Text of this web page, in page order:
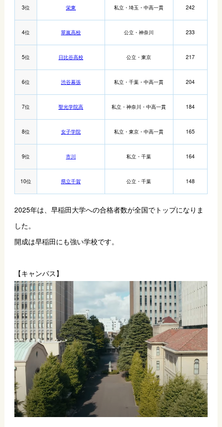
3位 栄東 私立・埼玉・中高一貫 242
4位 翠嵐高校 公立・神奈川 233
5位 日比谷高校 公立・東京 217
6位 渋谷幕張 私立・千葉・中高一貫 204
7位 聖光学院高 私立・神奈川・中高一貫 184
8位 女子学院 私立・東京・中高一貫 165
9位 市川 私立・千葉 164
10位 県立千賀 公立・千葉 148
2025年は、早稲田大学への合格者数が全国でトップになりま
した。
開成は早稲田にも強い学校です。
【キャンパス】